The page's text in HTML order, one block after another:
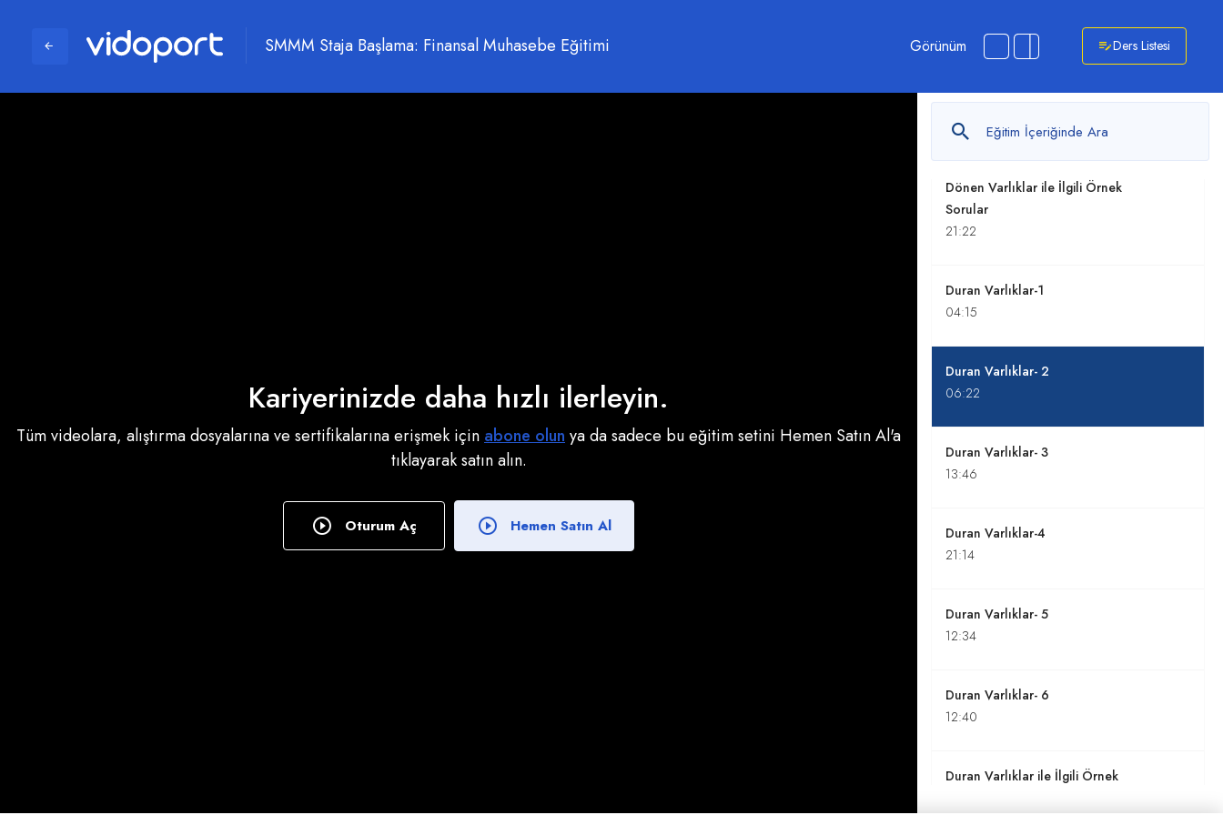
SMMM Staja Başlama: Finansal Muhasebe Eğitimi Görünüm Ders Listesi
Kariyerinizde daha hızlı ilerleyin.
Tüm videolara, alıştırma dosyalarına ve sertifikalarına erişmek için abone olun ya da sadece bu eğitim setini Hemen Satın Al'a
tıklayarak satın alın.
Oturum Aç Hemen Satın Al
Dönen Varlıklar 5. Kısım
13:20
Dönen Varlıklar 6. Kısım
18:13
Dönen Varlıklar ile İlgili Örnek
Sorular
21:22
Duran Varlıklar-1
04:15
Duran Varlıklar- 2
06:22
Duran Varlıklar- 3
13:46
Duran Varlıklar-4
21:14
Duran Varlıklar- 5
12:34
Duran Varlıklar- 6
12:40
Duran Varlıklar ile İlgili Örnek